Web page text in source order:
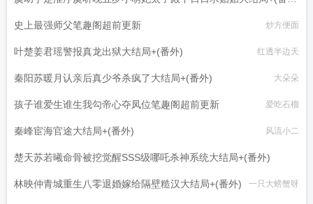
外) 幻想鱼
史上最强师父笔趣阁超前更新 炒方便面
叶楚姜君瑶警报真龙出狱大结局+(番外) 红透半边天
秦阳苏暖月认亲后真少爷杀疯了大结局+(番外) 大朵朵
孩子谁爱生谁生我勾帝心夺凤位笔趣阁超前更新 爱吃石榴
秦峰宦海官途大结局+(番外) 风流小二
楚天苏若曦命骨被挖觉醒SSS级哪吒杀神系统大结局+(番外)
贪睡的虫儿
林映仲青城重生八零退婚嫁给隔壁糙汉大结局+(番外) 一只大螃蟹呀